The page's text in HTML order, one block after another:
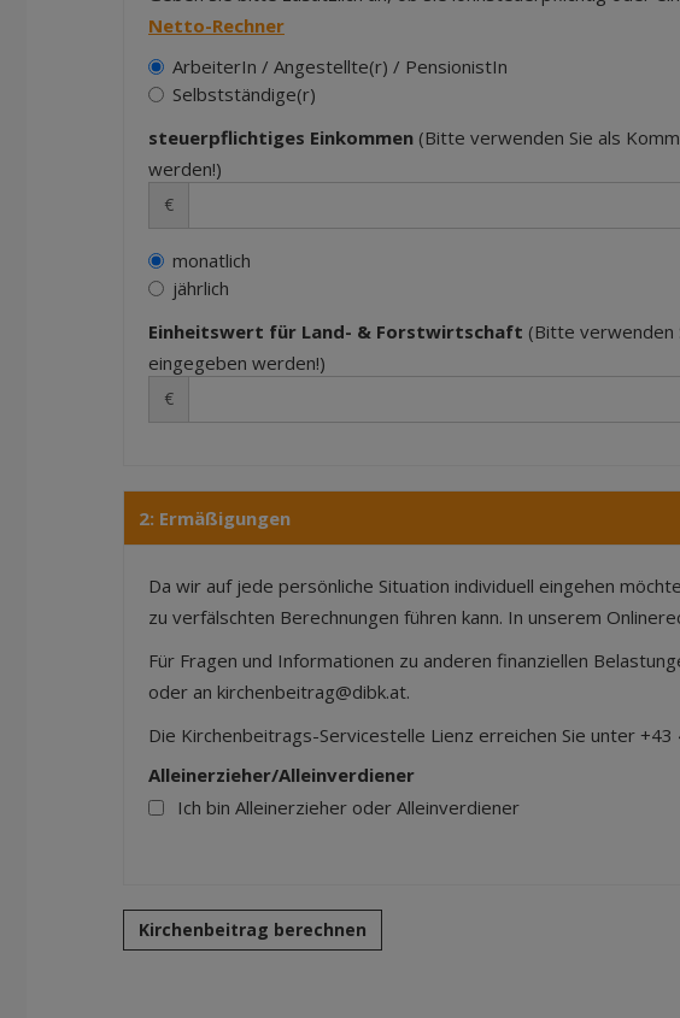
Netto-Rechner
ArbeiterIn / Angestellte(r) / PensionistIn
Selbstständige(r)
steuerpflichtiges Einkommen (Bitte verwenden Sie als
werden!)
€
monatlich
jährlich
Einheitswert für Land- & Forstwirtschaft (Bitte verwenden
eingegeben werden!)
€
2: Ermäßigungen
Da wir auf jede persönliche Situation individuell eingehen
zu verfälschten Berechnungen führen kann. In unserem
Für Fragen und Informationen zu anderen finanziellen
oder an kirchenbeitrag@dibk.at.
Die Kirchenbeitrags-Servicestelle Lienz erreichen Sie unter
Alleinerzieher/Alleinverdiener
Ich bin Alleinerzieher oder Alleinverdiener
Kirchenbeitrag berechnen